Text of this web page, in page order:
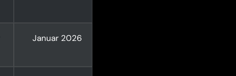
Januar 2026